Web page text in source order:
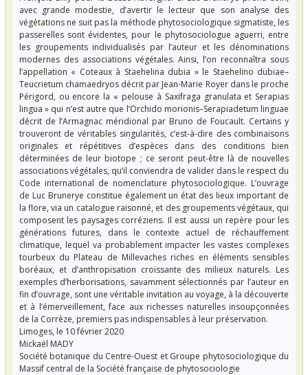
avec grande modestie, d’avertir le lecteur que son analyse des
végétations ne suit pas la méthode phytosociologique sigmatiste, les
passerelles sont évidentes, pour le phytosociologue aguerri, entre
les groupements individualisés par l’auteur et les dénominations
modernes des associations végétales. Ainsi, l’on reconnaîtra sous
l’appellation « Coteaux à Staehelina dubia » le Staehelino dubiae–
Teucrietum chamaedryos décrit par Jean-Marie Royer dans le proche
Périgord, ou encore la « pelouse à Saxifraga granulata et Serapias
lingua » qui n’est autre que l’Orchido morionis–Serapiadetum linguae
décrit de l’Armagnac méridional par Bruno de Foucault. Certains y
trouveront de véritables singularités, c’est-à-dire des combinaisons
originales et répétitives d’espèces dans des conditions bien
déterminées de leur biotope ; ce seront peut-être là de nouvelles
associations végétales, qu’il conviendra de valider dans le respect du
Code international de nomenclature phytosociologique. L’ouvrage
de Luc Brunerye constitue également un état des lieux important de
la flore, via un catalogue raisonné, et des groupements végétaux, qui
composent les paysages corréziens. Il est aussi un repère pour les
générations futures, dans le contexte actuel de réchauffement
climatique, lequel va probablement impacter les vastes complexes
tourbeux du Plateau de Millevaches riches en éléments sensibles
boréaux, et d’anthropisation croissante des milieux naturels. Les
exemples d’herborisations, savamment sélectionnés par l’auteur en
fin d’ouvrage, sont une véritable invitation au voyage, à la découverte
et à l’émerveillement, face aux richesses naturelles insoupçonnées
de la Corrèze, premiers pas indispensables à leur préservation.
Limoges, le 10 février 2020
Mickaël MADY
Société botanique du Centre-Ouest et Groupe phytosociologique du
Massif central de la Société française de phytosociologie